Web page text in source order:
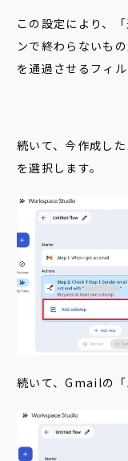
この設定により、
ンで終わらないも
を通過させるフィ
続いて、今作成し
を選択します。
続いて、Gmailの